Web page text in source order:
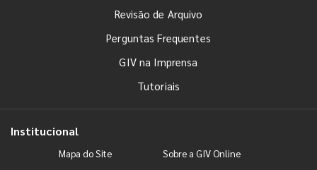
Revisão de Arquivo
Perguntas Frequentes
GIV na Imprensa
Tutoriais
Institucional
Mapa do Site Sobre a GIV Online